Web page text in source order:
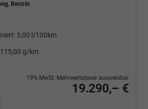
Benzin
5,00 l/100km
115,00 g/km
19.290,– €
19% MwSt. Mehrwertsteuer ausweisbar
drucken